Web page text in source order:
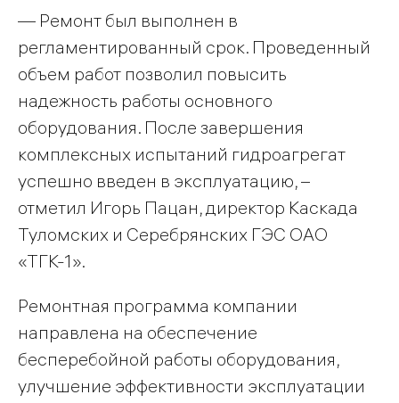
— Ремонт был выполнен в
регламентированный срок. Проведенный
объем работ позволил повысить
надежность работы основного
оборудования. После завершения
комплексных испытаний гидроагрегат
успешно введен в эксплуатацию, –
отметил Игорь Пацан, директор Каскада
Туломских и Серебрянских ГЭС ОАО
«ТГК-1».
Ремонтная программа компании
направлена на обеспечение
бесперебойной работы оборудования,
улучшение эффективности эксплуатации